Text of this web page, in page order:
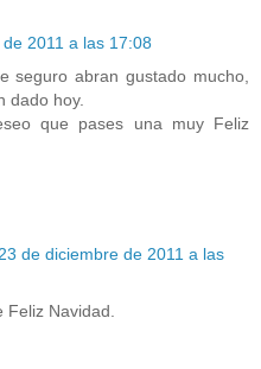
2011 a las 17:08
seguro abran gustado mucho,
dado hoy.
que pases una muy Feliz
23 de diciembre de 2011 a las
Navidad.